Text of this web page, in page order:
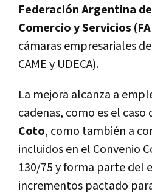
Federación Argentina
Comercio y Servicios
cámaras empresariales
CAME y UDECA).
La mejora alcanza a
cadenas, como es el caso
Coto, como también a
incluidos en el Convenio
130/75 y forma parte del
incrementos pactado